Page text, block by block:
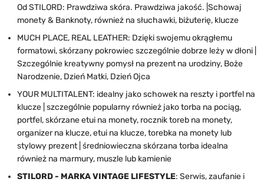
Od STILORD: Prawdziwa skóra. Prawdziwa jakość. |Schowaj
monety & Banknoty, również na słuchawki, biżuterię, klucze
MUCH PLACE, REAL LEATHER: Dzięki swojemu okrągłemu
formatowi, skórzany pokrowiec szczególnie dobrze leży w dłoni |
Szczególnie kreatywny pomysł na prezent na urodziny, Boże
Narodzenie, Dzień Matki, Dzień Ojca
YOUR MULTITALENT: idealny jako schowek na reszty i portfel na
klucze | szczególnie popularny również jako torba na pociąg,
portfel, skórzane etui na monety, rocznik toreb na monety,
organizer na klucze, etui na klucze, torebka na monety lub
stylowy prezent | średniowieczna skórzana torba idealna
również na marmury, muszle lub kamienie
STILORD - MARKA VINTAGE LIFESTYLE: Serwis, zaufanie i